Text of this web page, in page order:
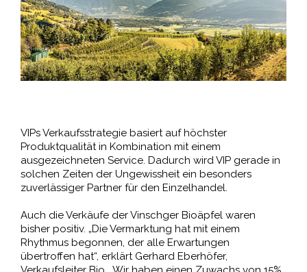
VIPs Verkaufsstrategie basiert auf höchster
Produktqualität in Kombination mit einem
ausgezeichneten Service. Dadurch wird VIP gerade in
solchen Zeiten der Ungewissheit ein besonders
zuverlässiger Partner für den Einzelhandel.
Auch die Verkäufe der Vinschger Bioäpfel waren
bisher positiv. „Die Vermarktung hat mit einem
Rhythmus begonnen, der alle Erwartungen
übertroffen hat“, erklärt Gerhard Eberhöfer,